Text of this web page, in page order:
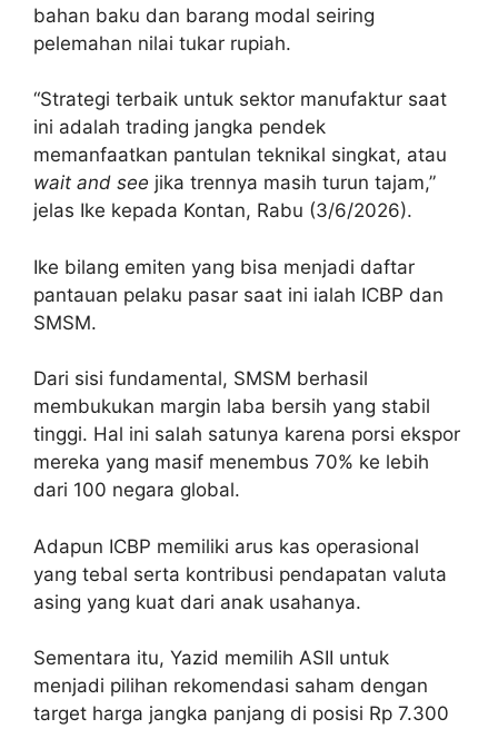
bahan baku dan barang modal seiring
pelemahan nilai tukar rupiah.
“Strategi terbaik untuk sektor manufaktur saat
ini adalah trading jangka pendek
memanfaatkan pantulan teknikal singkat, atau
wait and see jika trennya masih turun tajam,”
jelas Ike kepada Kontan, Rabu (3/6/2026).
Ike bilang emiten yang bisa menjadi daftar
pantauan pelaku pasar saat ini ialah ICBP dan
SMSM.
Dari sisi fundamental, SMSM berhasil
membukukan margin laba bersih yang stabil
tinggi. Hal ini salah satunya karena porsi ekspor
mereka yang masif menembus 70% ke lebih
dari 100 negara global.
Adapun ICBP memiliki arus kas operasional
yang tebal serta kontribusi pendapatan valuta
asing yang kuat dari anak usahanya.
Sementara itu, Yazid memilih ASII untuk
menjadi pilihan rekomendasi saham dengan
target harga jangka panjang di posisi Rp 7.300